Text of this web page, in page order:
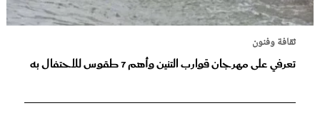
ثقافة وفنون
تعرفي على مهرجان قوارب التنين وأهم 7 طقوس للاحتفال به